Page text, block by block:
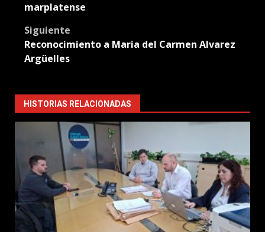
marplatense
Siguiente
Reconocimiento a Maria del Carmen Alvarez
Argüelles
HISTORIAS RELACIONADAS